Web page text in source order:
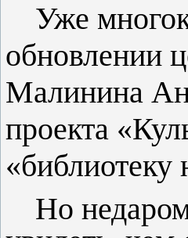
Уже
обновлении
Малинина
проекта
«библиотеку
Но